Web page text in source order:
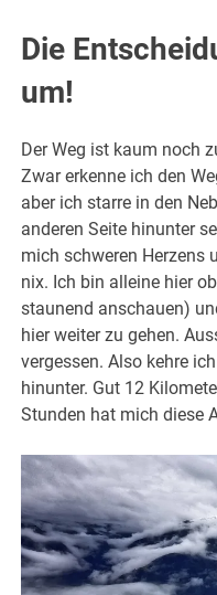
Die
um!
Der Weg ist kaum noch
Zwar erkenne ich den
aber ich starre in den
anderen Seite hinunter
mich schweren Herzens
nix. Ich bin alleine hier
staunend anschauen)
hier weiter zu gehen.
vergessen. Also kehre
hinunter. Gut 12
Stunden hat mich diese